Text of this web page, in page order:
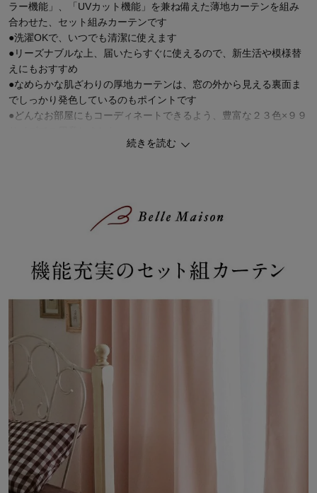
ラー機能」、「UVカット機能」を兼ね備えた薄地カーテンを組み
合わせた、セット組みカーテンです
●洗濯OKで、いつでも清潔に使えます
●リーズナブルな上、届いたらすぐに使えるので、新生活や模様替
えにもおすすめ
●なめらかな肌ざわりの厚地カーテンは、窓の外から見える裏面ま
でしっかり発色しているのもポイントです
●どんなお部屋にもコーディネートできるよう、豊富な２３色×９９
●別売りで、厚地カーテンだけでの販売もございます
1級遮光カーテンは、寝室を暗くして睡眠をしっかりとりたい方、
朝日や強い西日を遮りたい方におすすめです
～室内が暗くなるが、隣の人の顔や表情は識別できるレベル～
強い西日を和らげたい方におすすめです
【年中快適に 遮熱・保温効果】
～夏は遮熱、冬は保温効果。冷暖房効率もアップし、節電し省エ
ネ、室内を快適に～
夏の直射日光熱をカットし、室温の上昇を抑えます
冬は保温、冬の外の冷気をカットし、室温の低下を防ぎます
【高層建築物には義務がある 防炎機能】
～万が一の時も燃え広がりにくい～
小さなタバコなどの火でもすぐに燃え広がり大火事になる可能性も
あります
防炎カーテンは、消防法で定める基準以上の防炎性能を持ち、万一
続きを読む